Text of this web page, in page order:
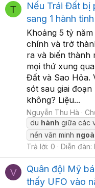
T
Nếu Trái Đất bị
sang 1 hành
Khoảng 5 tỷ
chính và trở
ra và biến thành
mọi thứ xung
Đất và Sao Hỏa.
sót sau giai
không? Liệu...
Nguyễn Thu Hà
du hành giữa các
nền văn minh
Trả lời: 0
Diễn đàn:
V
Quân đội Mỹ
thấy UFO vào